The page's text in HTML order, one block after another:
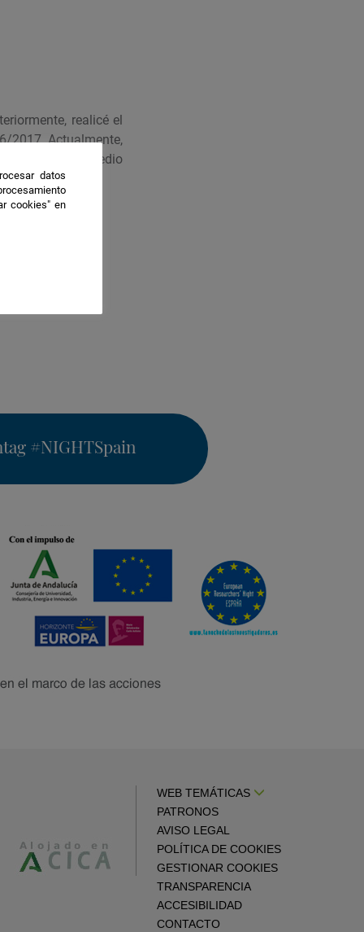
realicé el
2017. Actualmente,
y del Medio
#NIGHTSpain
WEB TEMÁTICAS
PATRONOS
AVISO LEGAL
POLÍTICA DE COOKIES
GESTIONAR COOKIES
TRANSPARENCIA
ACCESIBILIDAD
CONTACTO
datos
cookies" en